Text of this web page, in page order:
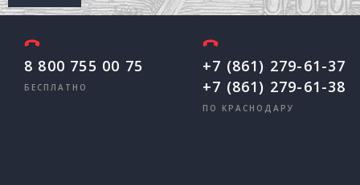
8 800 755 00 75
БЕСПЛАТНО
+7 (861) 279-61-37
+7 (861) 279-61-38
ПО КРАСНОДАРУ